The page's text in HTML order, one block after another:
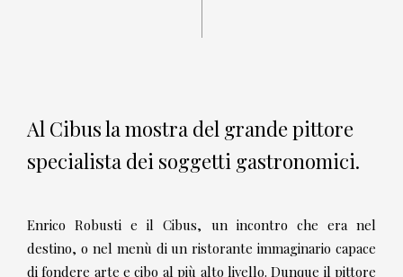
Al Cibus la mostra del grande pittore
specialista dei soggetti gastronomici.
Enrico Robusti e il Cibus, un incontro che era nel
destino, o nel menù di un ristorante immaginario capace
di fondere arte e cibo al più alto livello. Dunque il pittore